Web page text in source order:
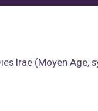
Irae (Moyen Age,